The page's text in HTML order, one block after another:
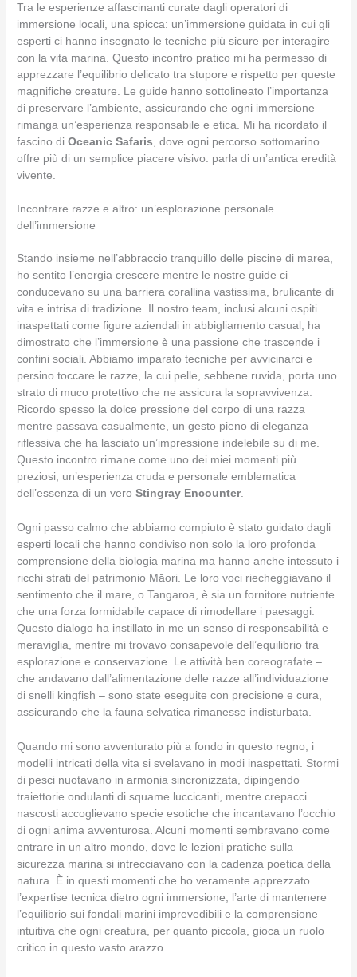
Tra le esperienze affascinanti curate dagli operatori di
immersione locali, una spicca: un’immersione guidata in cui gli
esperti ci hanno insegnato le tecniche più sicure per interagire
con la vita marina. Questo incontro pratico mi ha permesso di
apprezzare l’equilibrio delicato tra stupore e rispetto per queste
magnifiche creature. Le guide hanno sottolineato l’importanza
di preservare l’ambiente, assicurando che ogni immersione
rimanga un’esperienza responsabile e etica. Mi ha ricordato il
fascino diOceanic Safaris , dove ogni percorso sottomarino
offre più di un semplice piacere visivo: parla di un’antica eredità
vivente.
Incontrare razze e altro: un’esplorazione personale
dell’immersione
Stando insieme nell’abbraccio tranquillo delle piscine di marea,
ho sentito l’energia crescere mentre le nostre guide ci
conducevano su una barriera corallina vastissima, brulicante di
vita e intrisa di tradizione. Il nostro team, inclusi alcuni ospiti
inaspettati come figure aziendali in abbigliamento casual, ha
dimostrato che l’immersione è una passione che trascende i
confini sociali. Abbiamo imparato tecniche per avvicinarci e
persino toccare le razze, la cui pelle, sebbene ruvida, porta uno
strato di muco protettivo che ne assicura la sopravvivenza.
Ricordo spesso la dolce pressione del corpo di una razza
mentre passava casualmente, un gesto pieno di eleganza
riflessiva che ha lasciato un’impressione indelebile su di me.
Questo incontro rimane come uno dei miei momenti più
preziosi, un’esperienza cruda e personale emblematica
dell’essenza di un veroStingray Encounter.
Ogni passo calmo che abbiamo compiuto è stato guidato dagli
esperti locali che hanno condiviso non solo la loro profonda
comprensione della biologia marina ma hanno anche intessuto i
ricchi strati del patrimonio Māori. Le loro voci riecheggiavano il
sentimento che il mare, o Tangaroa, è sia un fornitore nutriente
che una forza formidabile capace di rimodellare i paesaggi.
Questo dialogo ha instillato in me un senso di responsabilità e
meraviglia, mentre mi trovavo consapevole dell’equilibrio tra
esplorazione e conservazione. Le attività ben coreografate –
che andavano dall’alimentazione delle razze all’individuazione
di snelli kingfish – sono state eseguite con precisione e cura,
assicurando che la fauna selvatica rimanesse indisturbata.
Quando mi sono avventurato più a fondo in questo regno, i
modelli intricati della vita si svelavano in modi inaspettati. Stormi
di pesci nuotavano in armonia sincronizzata, dipingendo
traiettorie ondulanti di squame luccicanti, mentre crepacci
nascosti accoglievano specie esotiche che incantavano l’occhio
di ogni anima avventurosa. Alcuni momenti sembravano come
entrare in un altro mondo, dove le lezioni pratiche sulla
sicurezza marina si intrecciavano con la cadenza poetica della
natura. È in questi momenti che ho veramente apprezzato
l’expertise tecnica dietro ogni immersione, l’arte di mantenere
l’equilibrio sui fondali marini imprevedibili e la comprensione
intuitiva che ogni creatura, per quanto piccola, gioca un ruolo
critico in questo vasto arazzo.